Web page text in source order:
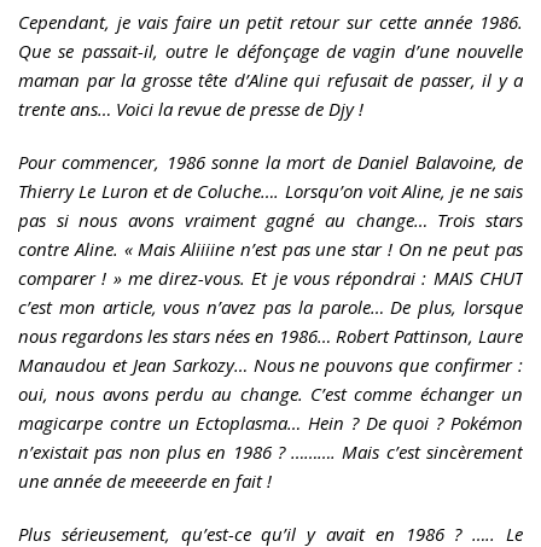
Cependant, je vais faire un petit retour sur cette année 1986.
Que se passait-il, outre le défonçage de vagin d’une nouvelle
maman par la grosse tête d’Aline qui refusait de passer, il y a
trente ans… Voici la revue de presse de Djy !
Pour commencer, 1986 sonne la mort de Daniel Balavoine, de
Thierry Le Luron et de Coluche…. Lorsqu’on voit Aline, je ne sais
pas si nous avons vraiment gagné au change… Trois stars
contre Aline. « Mais Aliiiine n’est pas une star ! On ne peut pas
comparer ! » me direz-vous. Et je vous répondrai : MAIS CHUT
c’est mon article, vous n’avez pas la parole… De plus, lorsque
nous regardons les stars nées en 1986… Robert Pattinson, Laure
Manaudou et Jean Sarkozy… Nous ne pouvons que confirmer :
oui, nous avons perdu au change. C’est comme échanger un
magicarpe contre un Ectoplasma… Hein ? De quoi ? Pokémon
n’existait pas non plus en 1986 ? ………. Mais c’est sincèrement
une année de meeeerde en fait !
Plus sérieusement, qu’est-ce qu’il y avait en 1986 ? ….. Le